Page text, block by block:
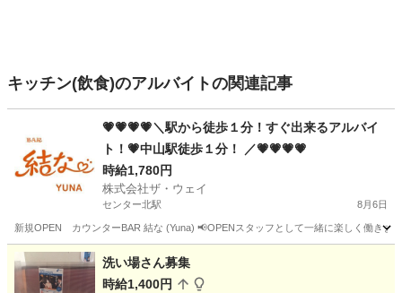
キッチン(飲食)のアルバイトの関連記事
💗💗💗💗＼駅から徒歩１分！すぐ出来るアルバイ
ト！💗中山駅徒歩１分！ ／💗💗💗💗
時給1,780円
株式会社ザ・ウェイ
センター北駅 8月6日
新規OPEN カウンターBAR 結な (Yuna) 📢OPENスタッフとして一緒に楽しく働きま
神奈川 横浜市 センター北駅
洗い場さん募集
時給1,400円